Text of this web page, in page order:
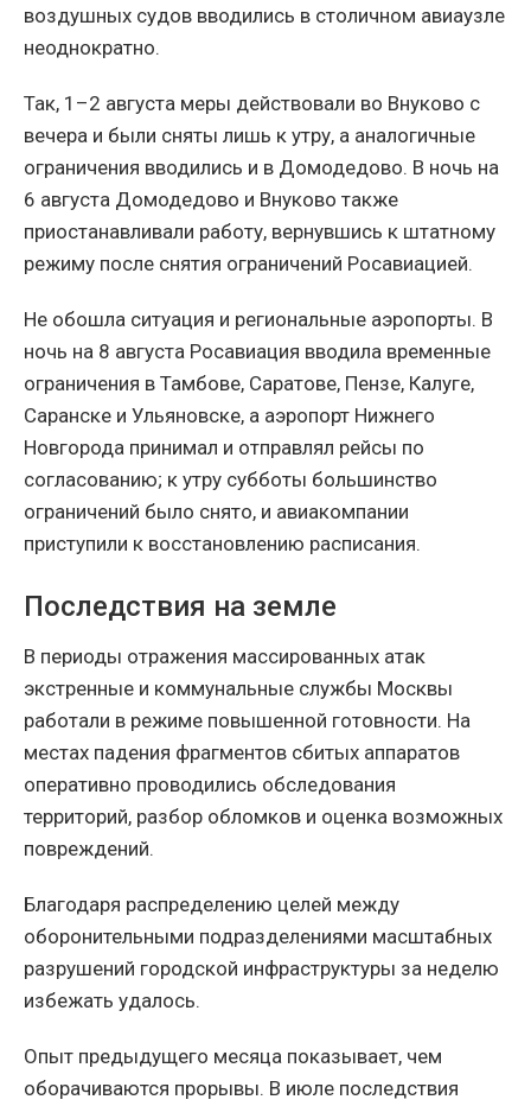
воздушных судов вводились в столичном авиаузле
неоднократно.
Так, 1–2 августа меры действовали во Внуково с
вечера и были сняты лишь к утру, а аналогичные
ограничения вводились и в Домодедово. В ночь на
6 августа Домодедово и Внуково также
приостанавливали работу, вернувшись к штатному
режиму после снятия ограничений Росавиацией.
Не обошла ситуация и региональные аэропорты. В
ночь на 8 августа Росавиация вводила временные
ограничения в Тамбове, Саратове, Пензе, Калуге,
Саранске и Ульяновске, а аэропорт Нижнего
Новгорода принимал и отправлял рейсы по
согласованию; к утру субботы большинство
ограничений было снято, и авиакомпании
приступили к восстановлению расписания.
Последствия на земле
В периоды отражения массированных атак
экстренные и коммунальные службы Москвы
работали в режиме повышенной готовности. На
местах падения фрагментов сбитых аппаратов
оперативно проводились обследования
территорий, разбор обломков и оценка возможных
повреждений.
Благодаря распределению целей между
оборонительными подразделениями масштабных
разрушений городской инфраструктуры за неделю
избежать удалось.
Опыт предыдущего месяца показывает, чем
оборачиваются прорывы. В июле последствия